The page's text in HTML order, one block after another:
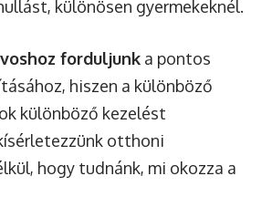
különösen gyermekeknél.
forduljunk a pontos
hiszen a különböző
különböző kezelést
otthoni
hogy tudnánk, mi okozza a